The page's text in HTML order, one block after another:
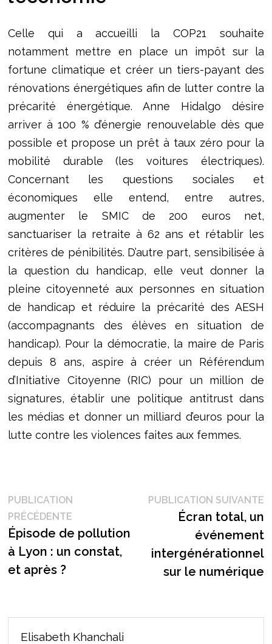
Celle qui a accueilli la COP21 souhaite
notamment mettre en place un impôt sur la
fortune climatique et créer un tiers-payant des
rénovations énergétiques afin de lutter contre la
précarité énergétique. Anne Hidalgo désire
arriver à 100 % d’énergie renouvelable dès que
possible et propose un prêt à taux zéro pour la
mobilité durable (les voitures électriques).
Concernant les questions sociales et
économiques elle entend, entre autres,
augmenter le SMIC de 200 euros net,
sanctuariser la retraite à 62 ans et rétablir les
critères de pénibilités. D’autre part, sensibilisée à
la question du handicap, elle veut donner la
pleine citoyenneté aux personnes en situation
de handicap et réduire la précarité des AESH
(accompagnants des élèves en situation de
handicap). Pour la démocratie, la maire de Paris
depuis 8 ans, aspire à créer un Référendum
d’Initiative Citoyenne (RIC) pour un million de
signatures, établir une politique antitrust dans
les médias et donner un milliard d’euros pour la
lutte contre les violences faites aux femmes.
Navigation
de
l’article
PUBLICATION
PRÉCÉDENTEPublication
précédente :
Épisode de pollution
à Lyon : un constat,
et après ?
PUBLICATION SUIVANTE
Écran total, un
événement
intergénérationnel
sur le numérique
Elisabeth Khanchali